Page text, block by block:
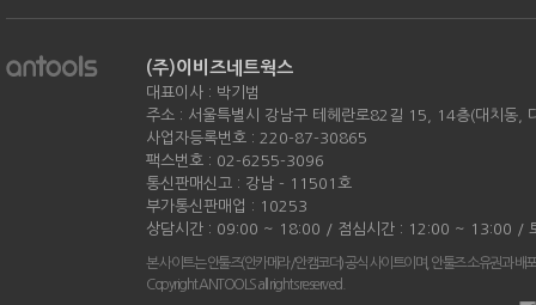
(주)이비즈네트웍스
대표이사 : 박기범
주소 : 서울특별시 강남구 테헤란로82길 15, 14층(대치동,
사업자등록번호 : 220-87-30865
팩스번호 : 02-6255-3096
통신판매신고 : 강남 - 11501호
부가통신판매업 : 10253
상담시간 : 09:00 ~ 18:00 / 점심시간 : 12:00 ~ 13:00 /
본 사이트는 안툴즈(안카메라/안캠코더) 공식 사이트이며, 안툴즈 소유권과 배
Copyright ANTOOLS all rights reserved.